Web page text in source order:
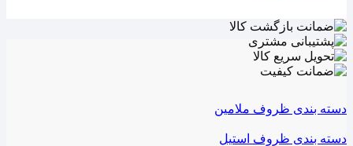
دسته بندی ظروف ملامین
دسته بندی ظروف استیل